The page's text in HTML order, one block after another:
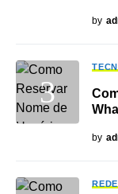
by
by